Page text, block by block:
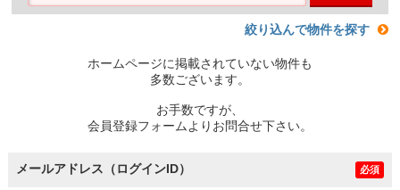
絞り込んで物件を探す
ホームページに掲載されていない物件も
多数ございます。
お手数ですが、
会員登録フォームよりお問合せ下さい。
メールアドレス（ログインID） 必須